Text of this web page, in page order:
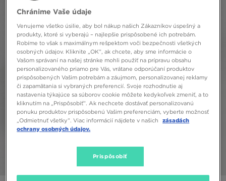
Chránime Vaše údaje
Venujeme všetko úsilie, aby bol nákup našich Zákazníkov úspešný a
produkty, ktoré si vyberajú – najlepšie prispôsobené ich potrebám.
Robíme to však s maximálnym rešpektom voči bezpečnosti všetkých
osobných údajov. Kliknite „OK”, ak chcete, aby sme informácie o
Vašom správaní na našej stránke mohli použiť na prípravu obsahu
personalizovaného priamo pre Vás, vrátane odporúčaní produktov
prispôsobených Vašim potrebám a záujmom, personalizovanej reklamy
či zapamätania si vybraných preferencií. Svoje rozhodnutie aj
nastavenia týkajúce sa súborov cookie môžete kedykoľvek zmeniť, a to
kliknutím na „Prispôsobiť”. Ak nechcete dostávať personalizovanú
ponuku produktov prispôsobenú Vašim preferenciám, vyberte možnosť
„Odmietnuť všetky”. Viac informácií nájdete v našich
zásadách
ochrany osobných údajov.
Prispôsobiť